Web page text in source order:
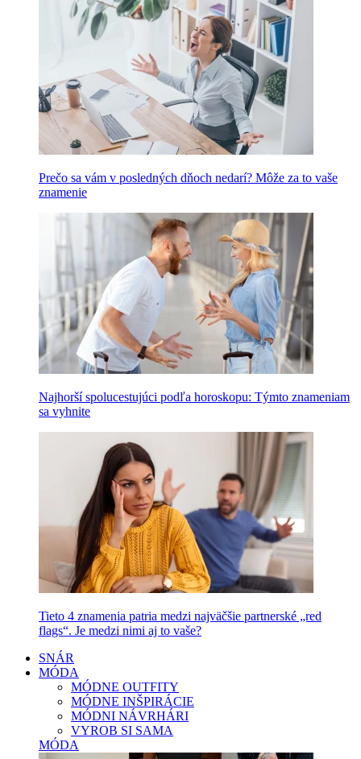
Prečo sa vám v posledných dňoch nedarí? Môže za to vaše
znamenie
Najhorší spolucestujúci podľa horoskopu: Týmto znameniam
sa vyhnite
Tieto 4 znamenia patria medzi najväčšie partnerské „red
flags“. Je medzi nimi aj to vaše?
SNÁR
MÓDA
MÓDNE OUTFITY
MÓDNE INŠPIRÁCIE
MÓDNI NÁVRHÁRI
VYROB SI SAMA
MÓDA